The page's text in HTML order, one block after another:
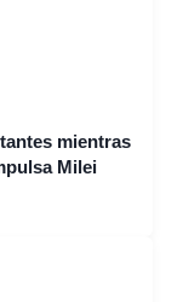
mientras
Milei